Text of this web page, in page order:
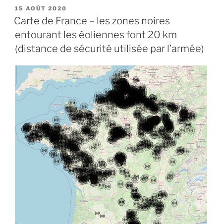
PUBLIÉ
LE
15 AOÛT 2020
Carte de France – les zones noires
entourant les éoliennes font 20 km
(distance de sécurité utilisée par l’armée)